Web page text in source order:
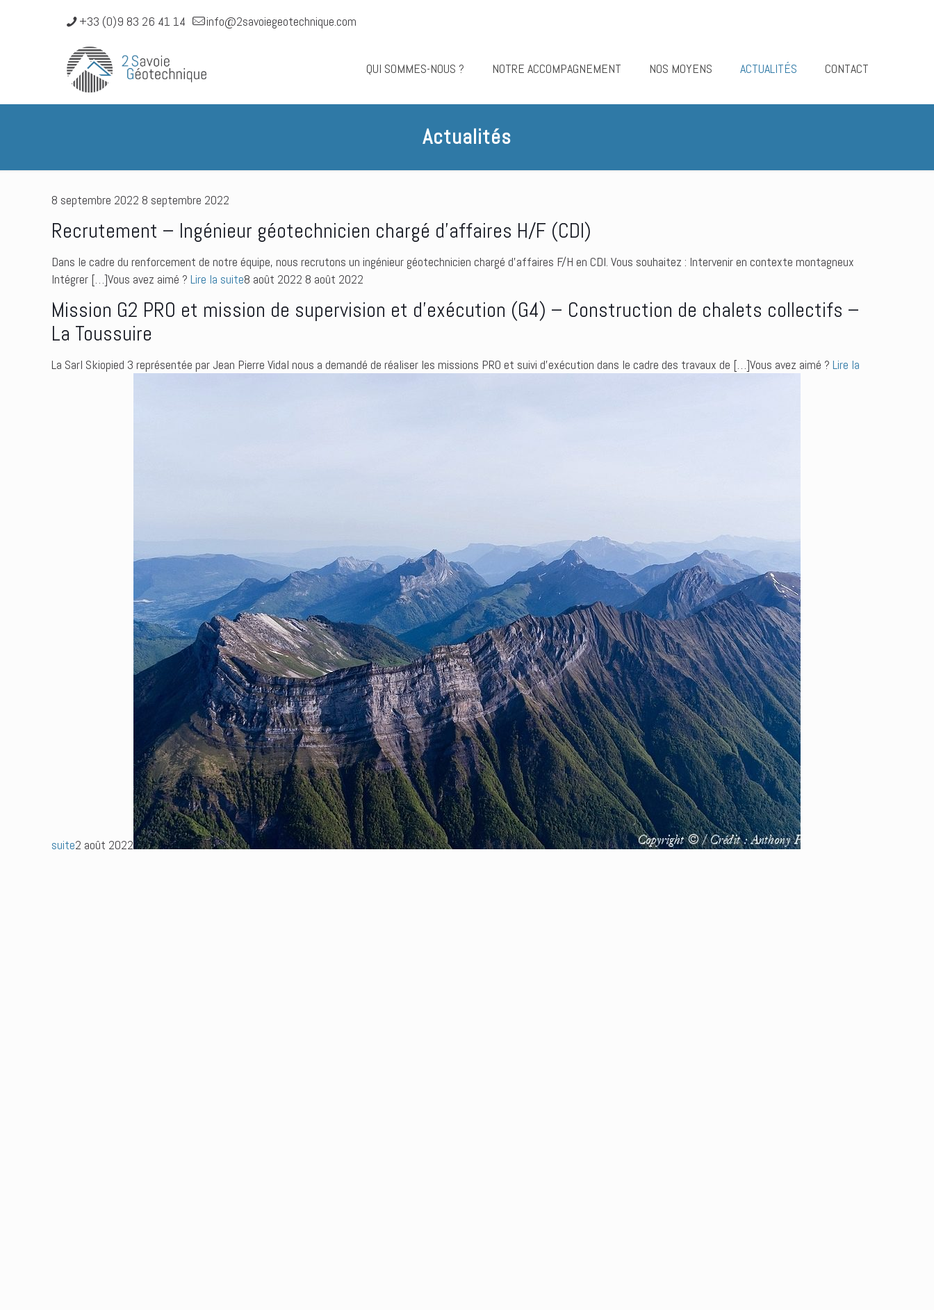
+33 (0)9 83 26 41 14 info@2savoiegeotechnique.com
QUI SOMMES-NOUS ? NOTRE ACCOMPAGNEMENT NOS MOYENS ACTUALITÉS CONTACT
Actualités
8 septembre 2022 8 septembre 2022
Recrutement – Ingénieur géotechnicien chargé d’affaires H/F (CDI)
Dans le cadre du renforcement de notre équipe, nous recrutons un ingénieur géotechnicien chargé d’affaires F/H en CDI. Vous souhaitez : Intervenir en contexte montagneux
Intégrer […]Vous avez aimé ?Lire la suite8 août 2022 8 août 2022
Mission G2 PRO et mission de supervision et d’exécution (G4) – Construction de chalets collectifs –
La Toussuire
La Sarl Skiopied 3 représentée par Jean Pierre Vidal nous a demandé de réaliser les missions PRO et suivi d’exécution dans le cadre des travaux de […]Vous avez aimé ?Lire la
suite2 août 2022